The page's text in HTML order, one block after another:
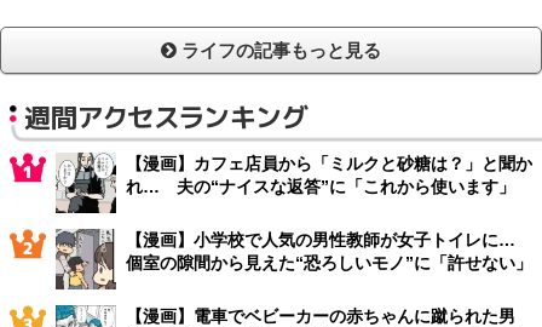
ライフの記事もっと見る
週間アクセスランキング
【漫画】カフェ店員から「ミルクと砂糖は？」と聞か
れ… 夫の“ナイスな返答”に「これから使います」
【漫画】小学校で人気の男性教師が女子トイレに…
個室の隙間から見えた“恐ろしいモノ”に「許せない」
【漫画】電車でベビーカーの赤ちゃんに蹴られた男